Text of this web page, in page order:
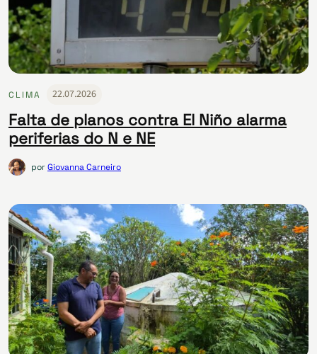
CLIMA 22.07.2026
Falta de planos contra El Niño alarma
periferias do N e NE
porGiovanna Carneiro